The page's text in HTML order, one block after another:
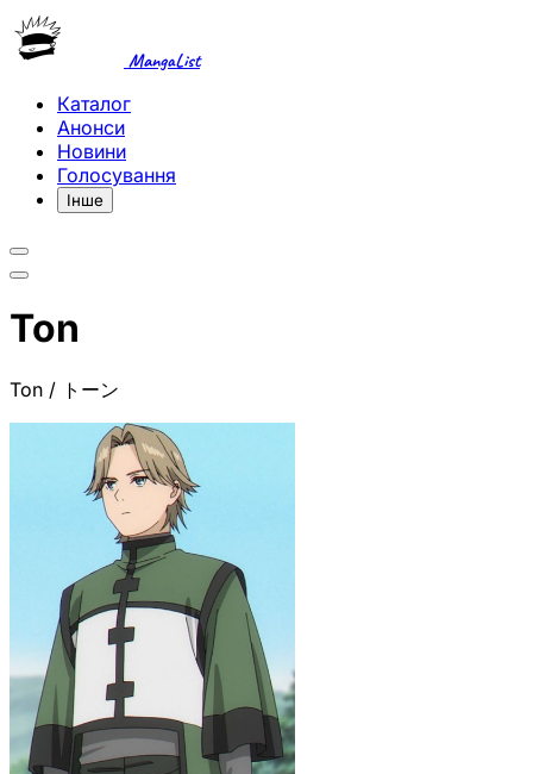
MangaList
Каталог
Анонси
Новини
Голосування
Інше
Ton
Ton / トーン